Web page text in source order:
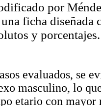
por
ficha diseñada
y porcentajes.
evaluados, se
masculino, lo
etario con mayor